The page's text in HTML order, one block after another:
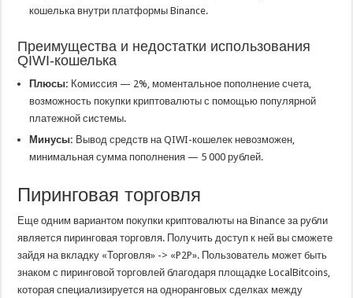
кошелька внутри платформы Binance.
Преимущества и недостатки использования
QIWI-кошелька
Плюсы: Комиссия — 2%, моментальное пополнение счета,
возможность покупки криптовалюты с помощью популярной
платежной системы.
Минусы: Вывод средств на QIWI-кошелек невозможен,
минимальная сумма пополнения — 5 000 рублей.
Пиринговая торговля
Еще одним вариантом покупки криптовалюты на Binance за рубли
является пиринговая торговля. Получить доступ к ней вы сможете
зайдя на вкладку «Торговля» -> «P2P». Пользователь может быть
знаком с пиринговой торговлей благодаря площадке LocalBitcoins,
которая специализируется на одноранговых сделках между